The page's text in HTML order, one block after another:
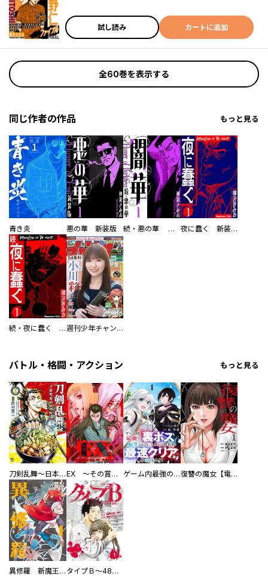
試し読み カートに追加
全60巻を表示する
同じ作者の作品 もっと見る
青き炎 悪の華 新装版 続・悪の華 闇華 新装版 夜に蠢く 新装版
続・夜に蠢く 新装版 週刊少年チャンピオン
バトル・格闘・アクション もっと見る
刀剣乱舞～日本号つれづれ酒～ EX ～その賞金稼ぎは、世界の出口を探す～【単行本版】 ゲーム内最強の『裏ボス』に転生したので、主人公の代わりに最速クリアを目指します！【電子単行本版】 復讐の魔女【電子単行本版】
異修羅 新魔王戦争 タイプＢ～48時間後、致死率100％～【単話】